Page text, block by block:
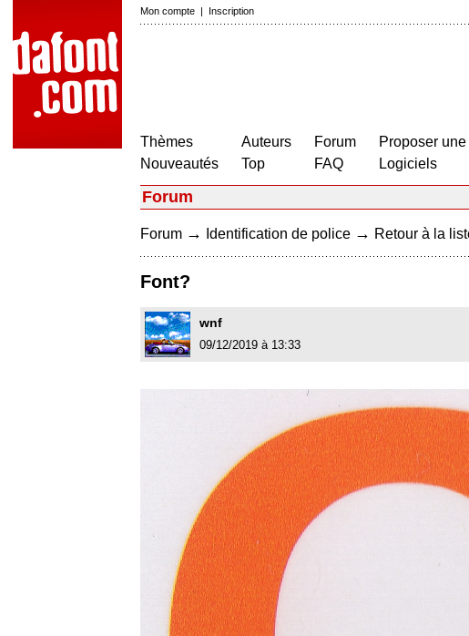
Mon compte | Inscription
Thèmes
Nouveautés
Auteurs
Top
Forum
FAQ
Proposer
Logiciels
Forum
Forum → Identification de police → Retour à la
Font?
wnf
09/12/2019 à 13:33